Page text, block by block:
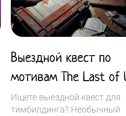
Выездной квест по
мотивам The Last of
Ищете выездной квест для
тимбилдинга? Необычный